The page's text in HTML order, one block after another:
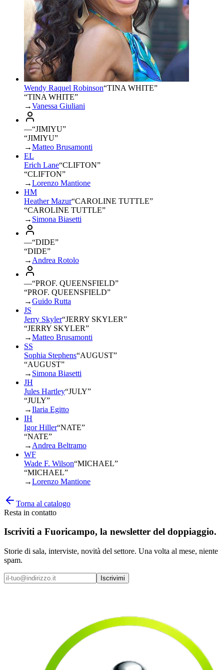
Wendy Raquel Robinson“TINA WHITE”
“TINA WHITE”
→Vanessa Giuliani
—“JIMIYU”
“JIMIYU”
→Matteo Brusamonti
EL
Erich Lane“CLIFTON”
“CLIFTON”
→Lorenzo Mantione
HM
Heather Mazur“CAROLINE TUTTLE”
“CAROLINE TUTTLE”
→ Simona Biasetti
—“DIDE”
“DIDE”
→ Andrea Rotolo
—“PROF. QUEENSFIELD”
“PROF. QUEENSFIELD”
→Guido Rutta
JS
Jerry Skyler“JERRY SKYLER”
“JERRY SKYLER”
→Matteo Brusamonti
SS
Sophia Stephens“AUGUST”
“AUGUST”
→ Simona Biasetti
JH
Jules Hartley“JULY”
“JULY”
→Ilaria Egitto
IH
Igor Hiller“NATE”
“NATE”
→ Andrea Beltramo
WF
Wade F. Wilson“MICHAEL”
“MICHAEL”
→Lorenzo Mantione
Torna al catalogo
Resta in contatto
Iscriviti a Fuoricampo, la newsletter del doppiaggio.
Storie di sala, interviste, novità del settore. Una volta al mese, niente
spam.
Iscrivimi